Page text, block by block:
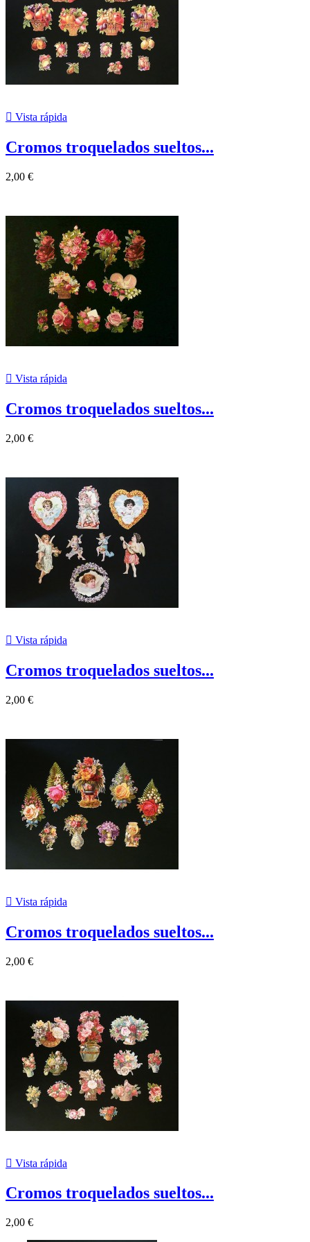
 Vista rápida
Cromos troquelados sueltos...
2,00 €
 Vista rápida
Cromos troquelados sueltos...
2,00 €
 Vista rápida
Cromos troquelados sueltos...
2,00 €
 Vista rápida
Cromos troquelados sueltos...
2,00 €
 Vista rápida
Cromos troquelados sueltos...
2,00 €